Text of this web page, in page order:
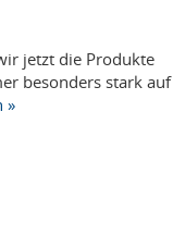
jetzt die Produkte
besonders stark auf
»